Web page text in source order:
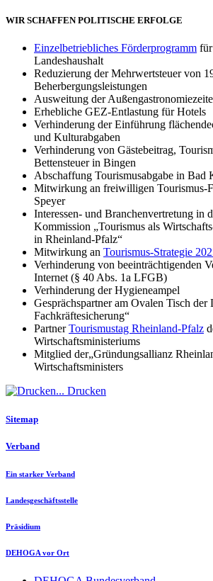
WIR SCHAFFEN POLITISCHE ERFOLGE
Einzelbetriebliches Förderprogramm
Landeshaushalt
Reduzierung der Mehrwertsteuer von
Beherbergungsleistungen
Ausweitung der
Erhebliche GEZ-Entlastung für Hotels
Verhinderung der Einführung
und Kulturabgaben
Verhinderung von Gästebeitrag,
Bettensteuer in Bingen
Abschaffung Tourismusabgabe in Bad
Mitwirkung an freiwilligen Tourismus-
Speyer
Interessen- und Branchenvertretung in
Kommission „Tourismus als
in Rheinland-Pfalz“
Mitwirkung an Tourismus-Strategie
Verhinderung von beeinträchtigenden
Internet (§ 40 Abs. 1a LFGB)
Verhinderung der Hygieneampel
Gesprächspartner am Ovalen Tisch der
Fachkräftesicherung“
PartnerTourismustag Rheinland-Pfalz
Wirtschaftsministeriums
Mitglied der„Gründungsallianz
Wirtschaftsministers
Drucken
Sitemap
Verband
Ein starker Verband
Landesgeschäftsstelle
Präsidium
DEHOGA vor Ort